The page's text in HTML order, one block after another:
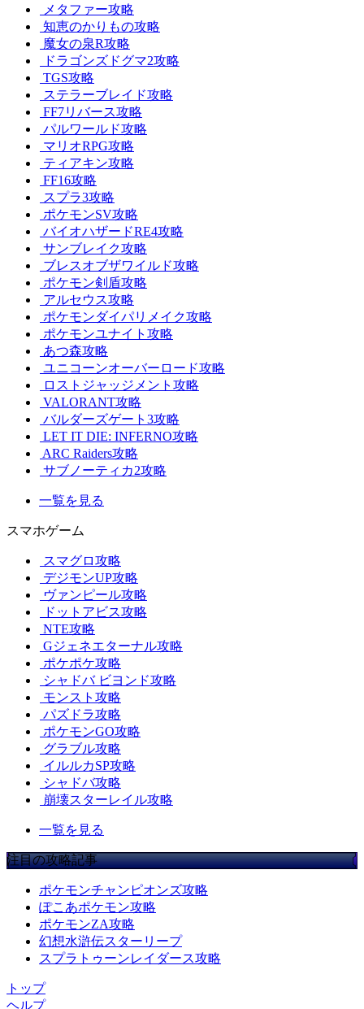
メタファー攻略
知恵のかりもの攻略
魔女の泉R攻略
ドラゴンズドグマ2攻略
TGS攻略
ステラーブレイド攻略
FF7リバース攻略
パルワールド攻略
マリオRPG攻略
ティアキン攻略
FF16攻略
スプラ3攻略
ポケモンSV攻略
バイオハザードRE4攻略
サンブレイク攻略
ブレスオブザワイルド攻略
ポケモン剣盾攻略
アルセウス攻略
ポケモンダイパリメイク攻略
ポケモンユナイト攻略
あつ森攻略
ユニコーンオーバーロード攻略
ロストジャッジメント攻略
VALORANT攻略
バルダーズゲート3攻略
LET IT DIE: INFERNO攻略
ARC Raiders攻略
サブノーティカ2攻略
一覧を見る
スマホゲーム
スマグロ攻略
デジモンUP攻略
ヴァンピール攻略
ドットアビス攻略
NTE攻略
Gジェネエターナル攻略
ポケポケ攻略
シャドバ ビヨンド攻略
モンスト攻略
パズドラ攻略
ポケモンGO攻略
グラブル攻略
イルルカSP攻略
シャドバ攻略
崩壊スターレイル攻略
一覧を見る
注目の攻略記事
ポケモンチャンピオンズ攻略
ぽこあポケモン攻略
ポケモンZA攻略
幻想水滸伝スターリープ
スプラトゥーンレイダース攻略
トップ
ヘルプ